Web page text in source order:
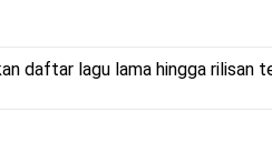
daftar lagu lama hingga rilisan